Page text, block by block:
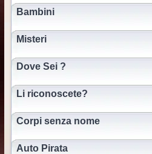
Bambini
Misteri
Dove Sei ?
Li riconoscete?
Corpi senza nome
Auto Pirata